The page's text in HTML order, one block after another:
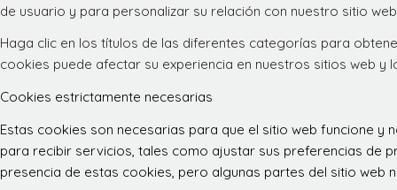
de usuario y para personalizar su relación con nuestro sitio
Haga clic en los títulos de las diferentes categorías para
cookies puede afectar su experiencia en nuestros sitios web y
Cookies estrictamente necesarias
Estas cookies son necesarias para que el sitio web funcione
para recibir servicios, tales como ajustar sus preferencias de
presencia de estas cookies, pero algunas partes del sitio web